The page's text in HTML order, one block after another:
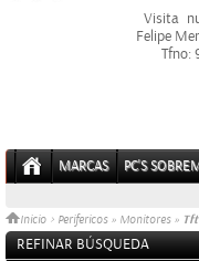
Visita
Felipe
Tfno:
MARCAS PC'S
Inicio > Perifericos » Monitores » Tft
REFINAR BÚSQUEDA